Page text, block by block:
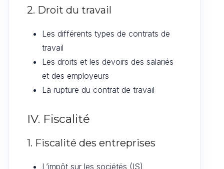
2. Droit du travail
Les différents types de contrats de
travail
Les droits et les devoirs des salariés
et des employeurs
La rupture du contrat de travail
IV. Fiscalité
1. Fiscalité des entreprises
L’impôt sur les sociétés (IS)